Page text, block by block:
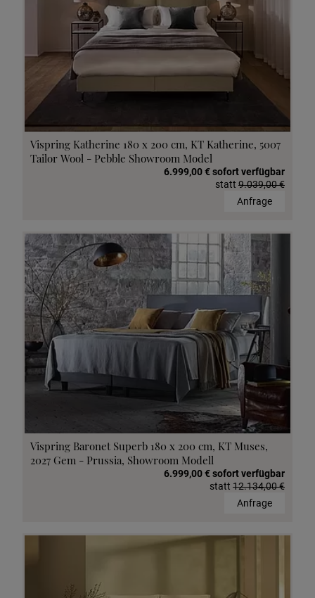
Vispring Katherine 180 x 200 cm, KT Katherine, 5007
Tailor Wool - Pebble Showroom Model
6.999,00 € sofort verfügbar
statt 9.039,00 €
Anfrage
Vispring Baronet Superb 180 x 200 cm, KT Muses,
2027 Gem - Prussia, Showroom Modell
6.999,00 € sofort verfügbar
statt 12.134,00 €
Anfrage